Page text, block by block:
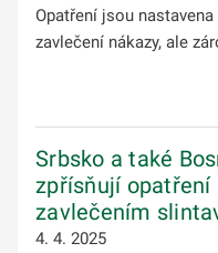
Opatření jsou
zavlečení nákazy, ale
Srbsko a také
zpřísňují opatření
zavlečením
4. 4. 2025